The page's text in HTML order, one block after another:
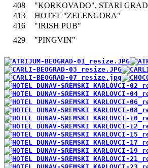
408
"KORKOVADO", STARI GRAD
413
HOTEL "ZELENGORA"
416
"IRISH PUB"
429
"PINGVIN"